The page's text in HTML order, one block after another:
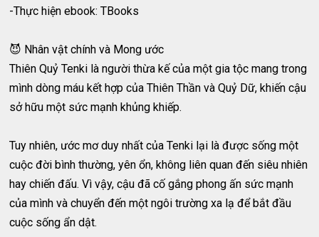
-Thực hiện ebook: TBooks
😈 Nhân vật chính và Mong ước
Thiên Quỷ Tenki là người thừa kế của một gia tộc mang trong
mình dòng máu kết hợp của Thiên Thần và Quỷ Dữ, khiến cậu
sở hữu một sức mạnh khủng khiếp.
Tuy nhiên, ước mơ duy nhất của Tenki lại là được sống một
cuộc đời bình thường, yên ổn, không liên quan đến siêu nhiên
hay chiến đấu. Vì vậy, cậu đã cố gắng phong ấn sức mạnh
của mình và chuyển đến một ngôi trường xa lạ để bắt đầu
cuộc sống ẩn dật.